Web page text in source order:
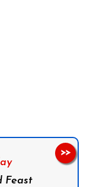
Feast
>>